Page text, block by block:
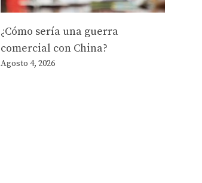
¿Cómo sería una guerra
comercial con China?
Agosto 4, 2026